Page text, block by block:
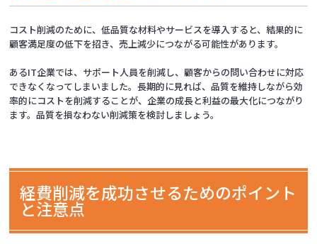
コスト削減のために、低品質な材料やサービスを導入すると、結果的に
顧客満足度の低下を招き、売上減少につながる可能性があります。
あるIT企業では、サポート人員を削減し、顧客からの問い合わせに対応
できなくなってしまいました。長期的に見れば、品質を維持しながら効
率的にコストを削減することが、企業の成長と利益の最大化につながり
ます。品質を損なわない削減策を検討しましょう。
経費削減を成功させるためのポイント
と注意点